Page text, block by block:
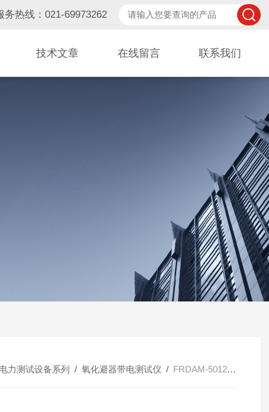
务热线：021-69973262
技术文章 在线留言 联系我们
电力测试设备系列 / 氧化避器带电测试仪 / FRDAM-5012智能型MOA带电测试仪